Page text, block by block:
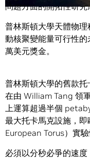
問題方面的開拓性研究
普林斯頓大學天體物
動核聚變能量可行性
萬美元獎金。
普林斯頓大學的舊款托
在由 William Tang 領
上運算超過半個
最大托卡馬克設施，
European Torus）實
必須以分秒必爭的速